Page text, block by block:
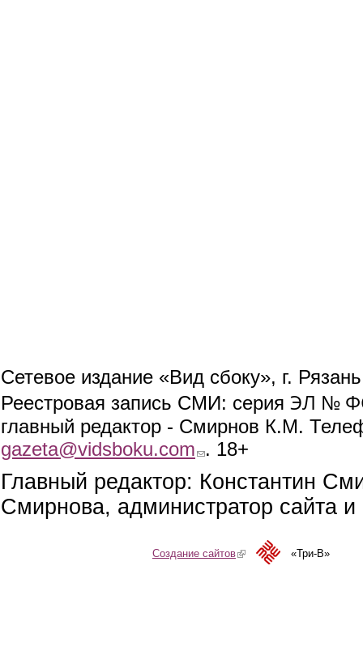
Сетевое издание «Вид сбоку», г.
Реестровая запись СМИ: серия ЭЛ №
главный редактор - Смирнов К.М.
gazeta@vidsboku.com (link sends e-mail)
. 18+
Главный редактор: Константин
Смирнова, администратор сайта
Создание сайтов(link is external)«Три-В»